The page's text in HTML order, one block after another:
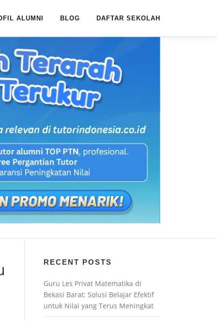
ALUMNI BLOG DAFTAR SEKOLAH
RECENT POSTS
Guru Les Privat Matematika di
Bekasi Barat: Solusi Belajar Efektif
untuk Nilai yang Terus Meningkat